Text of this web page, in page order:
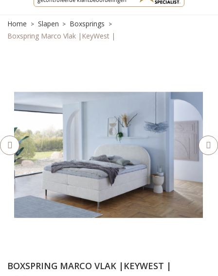
Home Slapen
Boxsprings
Boxspring Marco Vlak |KeyWest |
BOXSPRING MARCO VLAK |KEYWEST |